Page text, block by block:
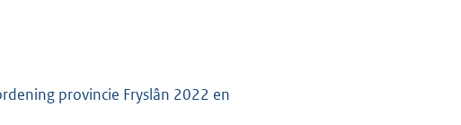
: provincie Fryslân 2022 en